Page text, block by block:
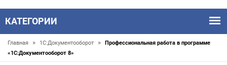
КАТЕГОРИИ
Главная » 1С:Документооборот »
Профессиональная работа в программе
«1С:Документооборот 8»